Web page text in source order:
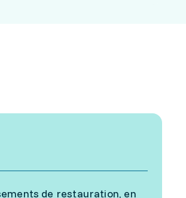
de restauration, en